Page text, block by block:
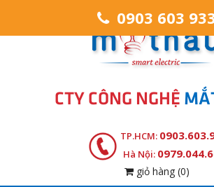
CTY CÔNG NGHỆ
TP.HCM:
Hà Nội:
giỏ hàng (0)
0903 603